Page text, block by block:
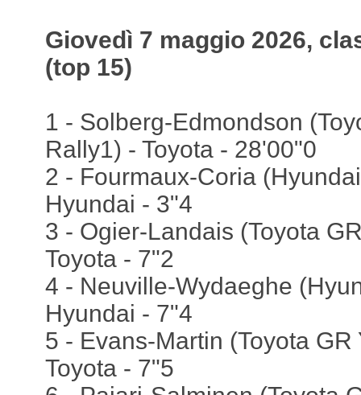
Giovedì 7 maggio 2026,
(top 15)
1 - Solberg-Edmondson
Rally1) - Toyota - 28'00"0
2 - Fourmaux-Coria
Hyundai - 3"4
3 - Ogier-Landais (Toyota
Toyota - 7"2
4 - Neuville-Wydaeghe
Hyundai - 7"4
5 - Evans-Martin (Toyota GR
Toyota - 7"5